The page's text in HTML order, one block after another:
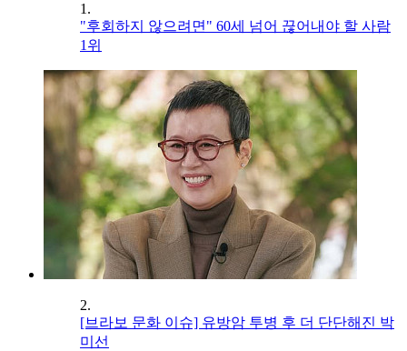
1.
"후회하지 않으려면" 60세 넘어 끊어내야 할 사람
1위
2.
[브라보 문화 이슈] 유방암 투병 후 더 단단해진 박
미선